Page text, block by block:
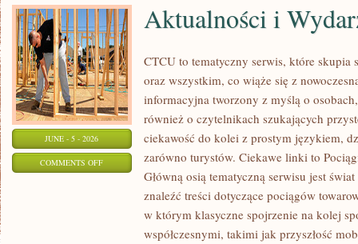
JUNE - 5 - 2026
COMMENTS OFFON
AKTUALNOŚCI
WYDARZENIA
Aktualności i
CTCU to tematyczny serwis, które skupia
oraz wszystkim, co wiąże się z
informacyjna tworzony z myślą o
również o czytelnikach szukających
ciekawość do kolei z prostym językiem,
zarówno turystów. Ciekawe linki to
Główną osią tematyczną serwisu jest
znaleźć treści dotyczące pociągów
w którym klasyczne spojrzenie na kolej
współczesnymi, takimi jak przyszłość